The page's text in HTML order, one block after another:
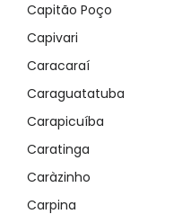
Capitão Poço
Capivari
Caracaraí
Caraguatatuba
Carapicuíba
Caratinga
Caràzinho
Carpina